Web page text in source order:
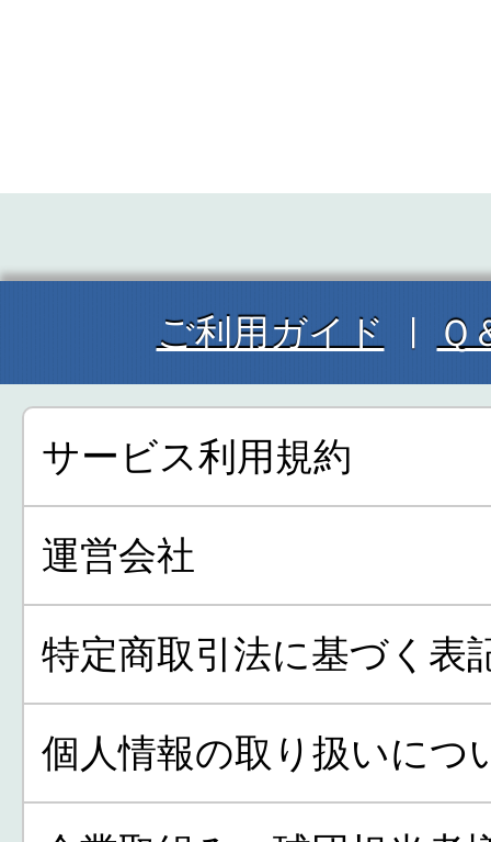
ご利用ガイド Ｑ
サービス利用規約
運営会社
特定商取引法に基づく表
個人情報の取り扱いにつ